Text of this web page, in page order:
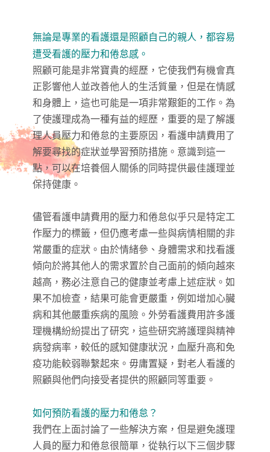
無論是專業的看護還是照顧自己的親人，都容易
遭受看護的壓力和倦怠感。
照顧可能是非常寶貴的經歷，它使我們有機會真
正影響他人並改善他人的生活質量，但是在情感
和身體上，這也可能是一項非常艱鉅的工作。為
了使護理成為一種有益的經歷，重要的是了解護
理人員壓力和倦怠的主要原因，看護申請費用了
解要尋找的症狀並學習預防措施。意識到這一
點，可以在培養個人關係的同時提供最佳護理並
保持健康。
儘管看護申請費用 的壓力和倦怠似乎只是特定工
作壓力的標籤，但仍應考慮一些與病情相關的非
常嚴重的症狀。由於情緒參、身體需求和找看護
傾向於將其他人的需求置於自己面前的傾向越來
越高，務必注意自己的健康並考慮上述症狀。如
果不加檢查，結果可能會更嚴重，例如增加心臟
病和其他嚴重疾病的風險。外勞看護費用許多護
理機構紛紛提出了研究，這些研究將護理與精神
病發病率，較低的感知健康狀況，血壓升高和免
疫功能較弱聯繫起來。毋庸置疑，對老人看護的
照顧與他們向接受者提供的照顧同等重要。
如何預防看護的壓力和倦怠？
我們在上面討論了一些解決方案，但是避免護理
人員的壓力和倦怠很簡單，從執行以下三個步驟